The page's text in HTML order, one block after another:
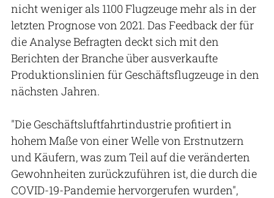
nicht weniger als 1100 Flugzeuge mehr als in der
letzten Prognose von 2021. Das Feedback der für
die Analyse Befragten deckt sich mit den
Berichten der Branche über ausverkaufte
Produktionslinien für Geschäftsflugzeuge in den
nächsten Jahren.
"Die Geschäftsluftfahrtindustrie profitiert in
hohem Maße von einer Welle von Erstnutzern
und Käufern, was zum Teil auf die veränderten
Gewohnheiten zurückzuführen ist, die durch die
COVID-19-Pandemie hervorgerufen wurden",